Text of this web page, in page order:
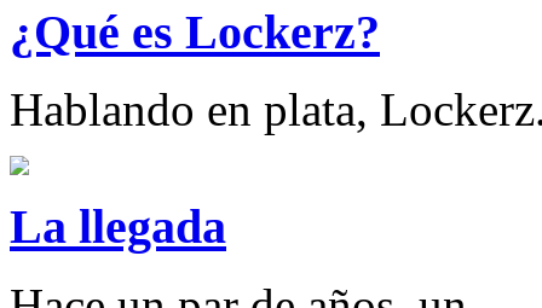
¿Qué es Lockerz?
Hablando en plata,
La llegada